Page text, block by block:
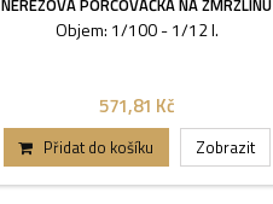
NEREZOVÁ PORCOVAČKA NA ZMRZLINU
Objem: 1/100 - 1/12 l.
571,81 Kč
Přidat do košíku Zobrazit